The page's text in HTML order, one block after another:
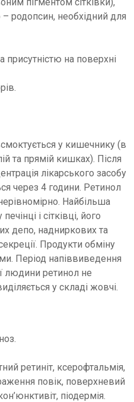
родопсин, необхідний для
присутністю на поверхні
у кишечнику (в
та прямій кишках). Після
лікарського засобу
через 4 години. Ретинол
Найбільша
i cітківці, його
депо, надниркових та
Продукти обміну
Період напіввиведення
людини ретинол не
у складі жовчі.
ретиніт, ксерофтальмія,
повік, поверхневий
піодермія.